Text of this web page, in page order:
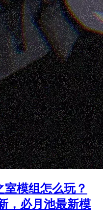
室模组怎么玩？
，必月池最新模